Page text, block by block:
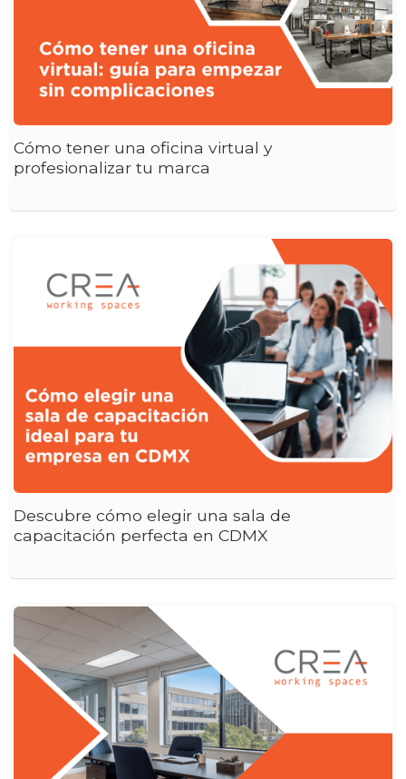
Cómo tener una oficina virtual y
profesionalizar tu marca
Descubre cómo elegir una sala de
capacitación perfecta en CDMX